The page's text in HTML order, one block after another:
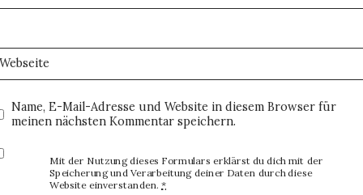
Webseite
Name, E-Mail-Adresse und Website in diesem Browser für
meinen nächsten Kommentar speichern.
Mit der Nutzung dieses Formulars erklärst du dich mit der
Speicherung und Verarbeitung deiner Daten durch diese
Website einverstanden.*